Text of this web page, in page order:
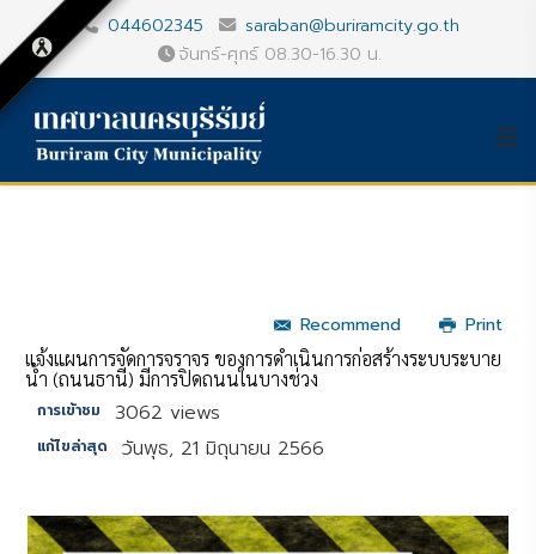
044602345
saraban@buriramcity.go.th
จันทร์-ศุกร์ 08.30-16.30 น.
Recommend
Print
แจ้งแผนการจัดการจราจร ของการดำเนินการก่อสร้างระบบระบาย
น้ำ (ถนนธานี) มีการปิดถนนในบางช่วง
การเข้าชม 3062 views
แก้ไขล่าสุด วันพุธ, 21 มิถุนายน 2566